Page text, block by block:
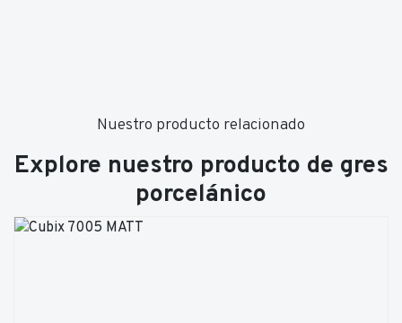
Nuestro producto relacionado
Explore nuestro producto de gres
porcelánico